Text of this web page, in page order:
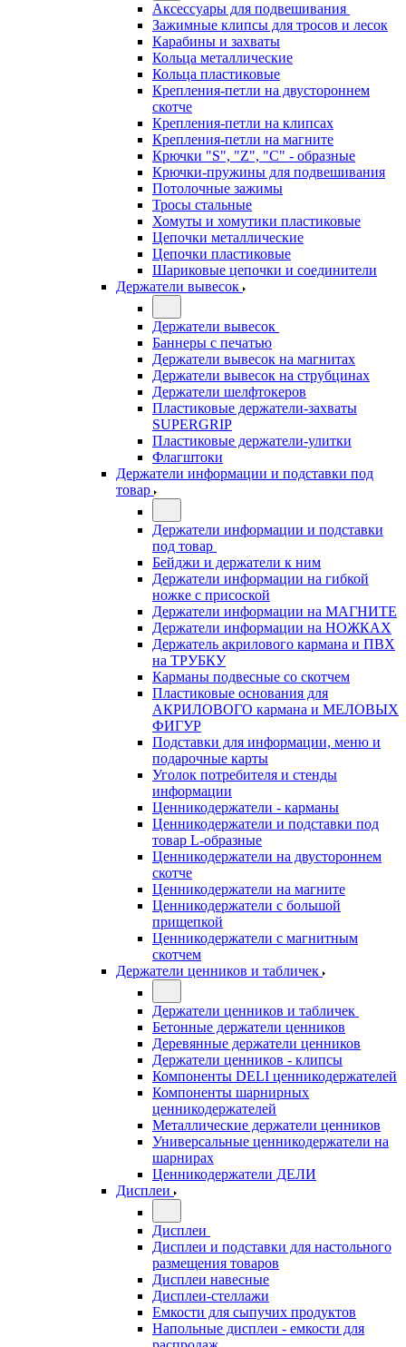
Аксессуары для подвешивания
Зажимные клипсы для тросов и лесок
Карабины и захваты
Кольца металлические
Кольца пластиковые
Крепления-петли на двустороннем
скотче
Крепления-петли на клипсах
Крепления-петли на магните
Крючки "S", "Z", "C" - образные
Крючки-пружины для подвешивания
Потолочные зажимы
Тросы стальные
Хомуты и хомутики пластиковые
Цепочки металлические
Цепочки пластиковые
Шариковые цепочки и соединители
Держатели вывесок
Держатели вывесок
Баннеры с печатью
Держатели вывесок на магнитах
Держатели вывесок на струбцинах
Держатели шелфтокеров
Пластиковые держатели-захваты
SUPERGRIP
Пластиковые держатели-улитки
Флагштоки
Держатели информации и подставки под
товар
Держатели информации и подставки
под товар
Бейджи и держатели к ним
Держатели информации на гибкой
ножке с присоской
Держатели информации на МАГНИТЕ
Держатели информации на НОЖКАХ
Держатель акрилового кармана и ПВХ
на ТРУБКУ
Карманы подвесные со скотчем
Пластиковые основания для
АКРИЛОВОГО кармана и МЕЛОВЫХ
ФИГУР
Подставки для информации, меню и
подарочные карты
Уголок потребителя и стенды
информации
Ценникодержатели - карманы
Ценникодержатели и подставки под
товар L-образные
Ценникодержатели на двустороннем
скотче
Ценникодержатели на магните
Ценникодержатели с большой
прищепкой
Ценникодержатели с магнитным
скотчем
Держатели ценников и табличек
Держатели ценников и табличек
Бетонные держатели ценников
Деревянные держатели ценников
Держатели ценников - клипсы
Компоненты DELI ценникодержателей
Компоненты шарнирных
ценникодержателей
Металлические держатели ценников
Универсальные ценникодержатели на
шарнирах
Ценникодержатели ДЕЛИ
Дисплеи
Дисплеи
Дисплеи и подставки для настольного
размещения товаров
Дисплеи навесные
Дисплеи-стеллажи
Емкости для сыпучих продуктов
Напольные дисплеи - емкости для